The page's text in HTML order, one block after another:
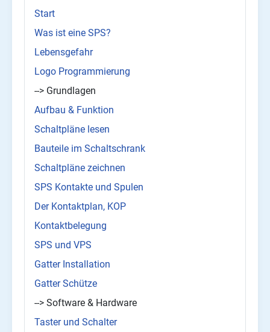
Start
Was ist eine SPS?
Lebensgefahr
Logo Programmierung
--> Grundlagen
Aufbau & Funktion
Schaltpläne lesen
Bauteile im Schaltschrank
Schaltpläne zeichnen
SPS Kontakte und Spulen
Der Kontaktplan, KOP
Kontaktbelegung
SPS und VPS
Gatter Installation
Gatter Schütze
--> Software & Hardware
Taster und Schalter